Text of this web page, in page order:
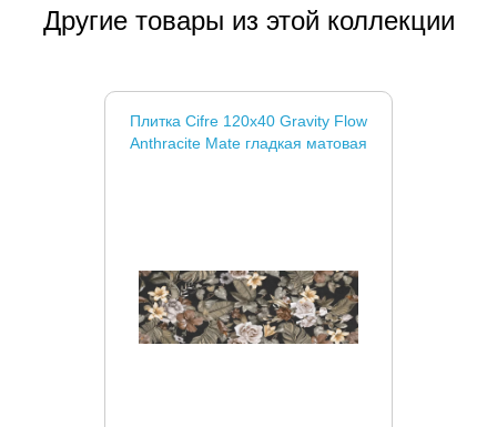
Другие товары из этой коллекции
Плитка Cifre 120x40 Gravity Flow
Anthracite Mate гладкая матовая